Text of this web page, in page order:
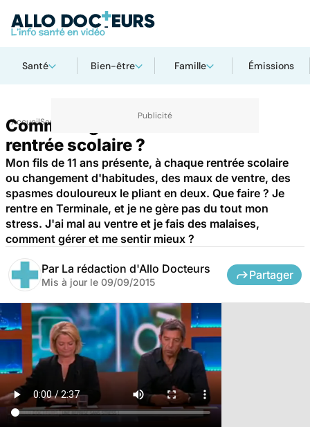
Santé Bien-être Famille Émissions
AccueilSanté
Comment gérer le stress de la
rentrée scolaire ?
Mon fils de 11 ans présente, à chaque rentrée scolaire
ou changement d'habitudes, des maux de ventre, des
spasmes douloureux le pliant en deux. Que faire ? Je
rentre en Terminale, et je ne gère pas du tout mon
stress. J'ai mal au ventre et je fais des malaises,
comment gérer et me sentir mieux ?
Par La rédaction d'Allo Docteurs
Mis à jour le 09/09/2015
Partager